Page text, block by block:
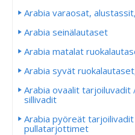
Arabia varaosat,
Arabia seinälautaset
Arabia matalat
Arabia syvät
Arabia ovaalit
sillivadit
Arabia pyöreät
pullatarjottimet